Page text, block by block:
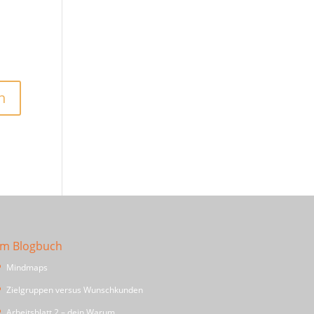
Blogbuch
Mindmaps
Zielgruppen versus Wunschkunden